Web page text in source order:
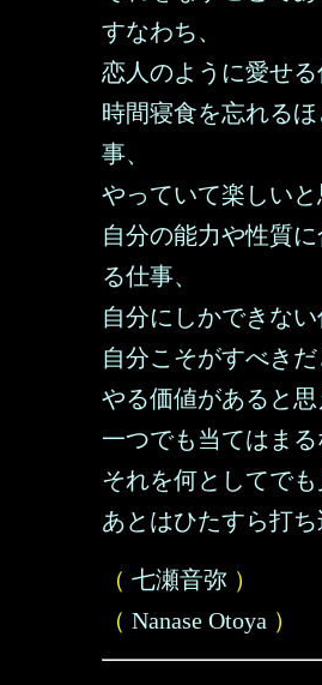
すなわち、
恋人のように愛せる
時間寝食を忘れる
事、
やっていて楽しいと
自分の能力や性質
る仕事、
自分にしかできない
自分こそがすべきだ
やる価値があると思
一つでも当てはまる
それを何としてでも
あとはひたすら打ち
（ 七瀬音弥 ）
（ Nanase Otoya ）